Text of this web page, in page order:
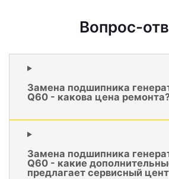
Вопрос-
Замена подшипника
Q60 - какова цена
Замена подшипника
Q60 - какие
предлагает сервисный